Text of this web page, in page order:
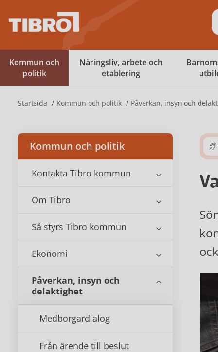
Kommun och
politik
Näringsliv, arbete och
etablering
Startsida Kommun och politik Påverkan, insyn och
Kommun och politik
Kontakta Tibro kommun
Om Tibro
Så styrs Tibro kommun
Ekonomi
Påverkan, insyn och
delaktighet
Medborgardialog
Från ärende till beslut